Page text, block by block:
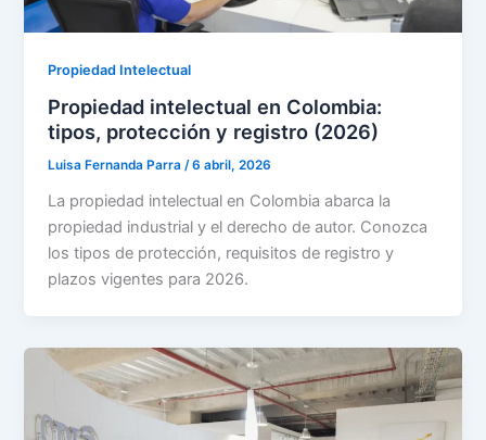
Propiedad Intelectual
Propiedad intelectual en Colombia:
tipos, protección y registro (2026)
Luisa Fernanda Parra/6 abril, 2026
La propiedad intelectual en Colombia abarca la
propiedad industrial y el derecho de autor. Conozca
los tipos de protección, requisitos de registro y
plazos vigentes para 2026.